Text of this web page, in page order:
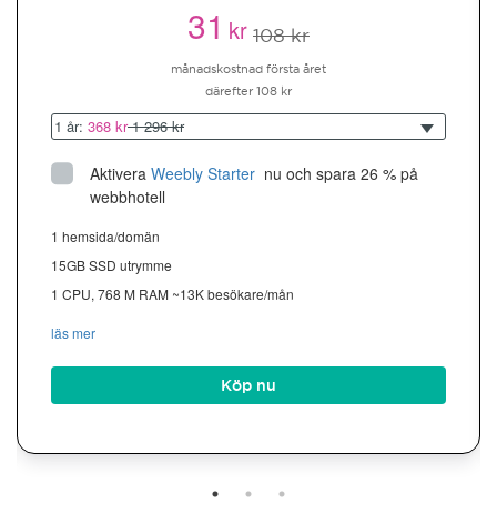
31kr 108 kr
månadskostnad första året
därefter 108 kr
1 år: 368 kr1 296 kr
Aktivera Weebly Starter nu och spara 26 % på
webbhotell
1 hemsida/domän
15GB SSD utrymme
1 CPU, 768 M RAM ~13K besökare/mån
läs mer
Köp nu